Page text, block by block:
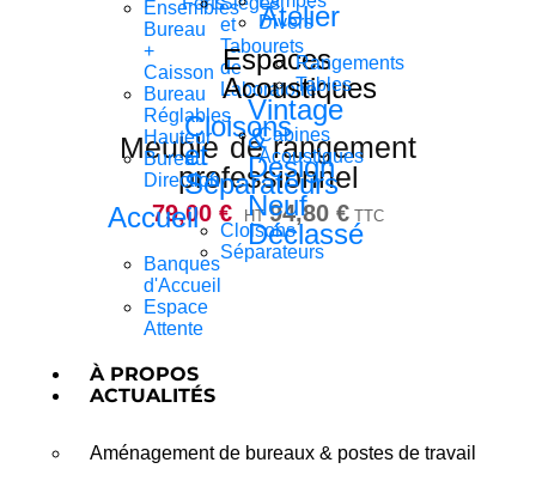
Ensembles
Bureau
+
Caisson
Bureau
Réglables
Hauteur
Bureau
Direction
Accueil
Banques
d'Accueil
Espace
Attente
et
Tabourets
de
Laboratoire
Cloisons
et
Séparateurs
Cloisons
Séparateurs
Divers
Espaces
Acoustiques
Cabines
Acoustiques
Atelier
Rangements
Tables
Vintage
&
Design
Neuf
Déclassé
À PROPOS
ACTUALITÉS
Aménagement de bureaux & postes de travail
Meuble de rangement
professionnel
79,00 € HT94,80 € TTC